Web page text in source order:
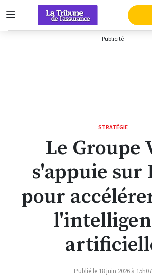
AFFICHER LA SUITE DU MENU
STRATÉGIE
Le Groupe
s'appuie
pour
Publié le 18 juin 2026 à 15h07